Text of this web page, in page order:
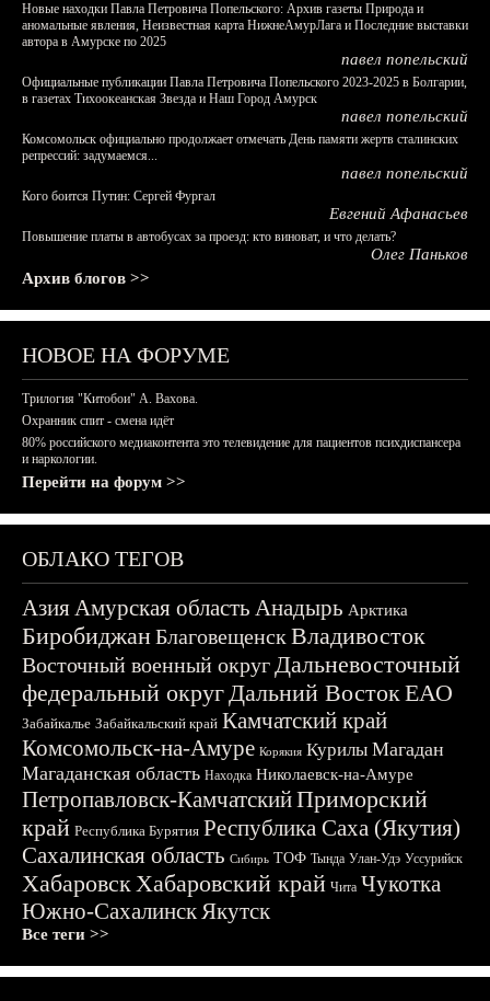
Новые находки Павла Петровича Попельского: Архив газеты Природа и
аномальные явления, Неизвестная карта НижнеАмурЛага и Последние выставки
автора в Амурске по 2025
павел попельский
Официальные публикации Павла Петровича Попельского 2023-2025 в Болгарии,
в газетах Тихоокеанская Звезда и Наш Город Амурск
павел попельский
Комсомольск официально продолжает отмечать День памяти жертв сталинских
репрессий: задумаемся...
павел попельский
Кого боится Путин: Сергей Фургал
Евгений Афанасьев
Повышение платы в автобусах за проезд: кто виноват, и что делать?
Олег Паньков
Архив блогов >>
НОВОЕ НА ФОРУМЕ
Трилогия "Китобои" А. Вахова.
Охранник спит - смена идёт
80% российского медиаконтента это телевидение для пациентов психдиспансера
и наркологии.
Перейти на форум >>
ОБЛАКО ТЕГОВ
АзияАмурская область Анадырь Арктика
БиробиджанБлаговещенскВладивосток
Восточный военный округДальневосточный
федеральный округДальний ВостокЕАО
Забайкалье Забайкальский край Камчатский край
Комсомольск-на-Амуре Корякия Курилы Магадан
Магаданская область Находка Николаевск-на-Амуре
Петропавловск-КамчатскийПриморский
край Республика Бурятия Республика Саха (Якутия)
Сахалинская область Сибирь ТОФ Тында Улан-Удэ Уссурийск
ХабаровскХабаровский край Чита Чукотка
Южно-СахалинскЯкутск
Все теги >>